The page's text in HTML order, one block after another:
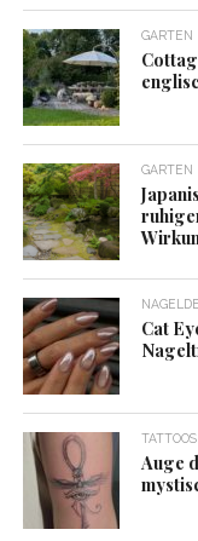
GARTEN
GARTEN
Cat
TATTOOS
Auge